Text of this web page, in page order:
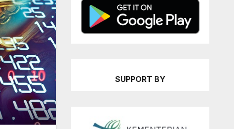
SUPPORT BY